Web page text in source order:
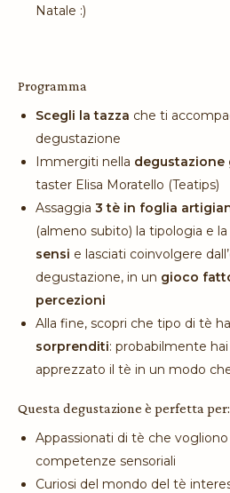
Natale :)
Programma
Scegli la tazza che ti
degustazione
Immergiti nella degustazione
taster Elisa Moratello (Teatips)
Assaggia 3 tè in foglia
(almeno subito) la tipologia e
sensi e lasciati coinvolgere
degustazione, in un gioco
percezioni
Alla fine, scopri che tipo di tè
sorprenditi: probabilmente
apprezzato il tè in un modo
Questa degustazione è perfetta per:
Appassionati di tè che
competenze sensoriali
Curiosi del mondo del tè